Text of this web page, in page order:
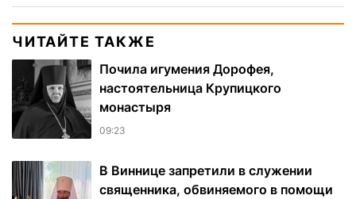
ЧИТАЙТЕ ТАКЖЕ
Почила игумения Дорофея,
настоятельница Крупицкого
монастыря
09:23
В Виннице запретили в служении
священника, обвиняемого в помощи